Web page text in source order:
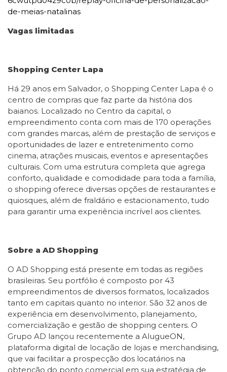
de-meias-natalinas
Vagas limitadas
Shopping Center Lapa
Há 29 anos em Salvador, o Shopping Center Lapa é o
centro de compras que faz parte da história dos
baianos. Localizado no Centro da capital, o
empreendimento conta com mais de 170 operações
com grandes marcas, além de prestação de serviços e
oportunidades de lazer e entretenimento como
cinema, atrações musicais, eventos e apresentações
culturais. Com uma estrutura completa que agrega
conforto, qualidade e comodidade para toda a família,
o shopping oferece diversas opções de restaurantes e
quiosques, além de fraldário e estacionamento, tudo
para garantir uma experiência incrível aos clientes.
Sobre a AD Shopping
O AD Shopping está presente em todas as regiões
brasileiras. Seu portfólio é composto por 43
empreendimentos de diversos formatos, localizados
tanto em capitais quanto no interior. São 32 anos de
experiência em desenvolvimento, planejamento,
comercialização e gestão de shopping centers. O
Grupo AD lançou recentemente a AlugueON,
plataforma digital de locação de lojas e merchandising,
que vai facilitar a prospecção dos locatários na
obtenção do ponto comercial em sua estratégia de